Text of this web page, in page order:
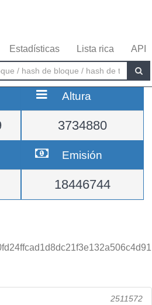
Estadísticas Lista rica API
Altura
3734880
Emisión
18446744
2511572